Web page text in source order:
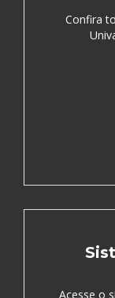
Confira
Acesse o